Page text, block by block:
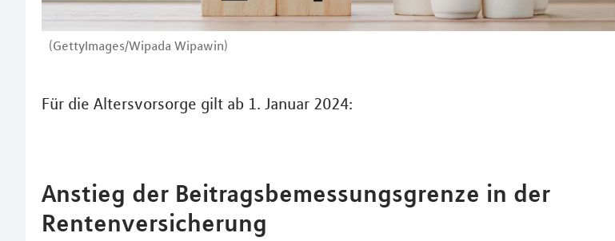
(GettyImages/Wipada Wipawin)
Für die Altersvorsorge gilt ab 1. Januar 2024:
Anstieg der Beitragsbemessungsgrenze in der
Rentenversicherung